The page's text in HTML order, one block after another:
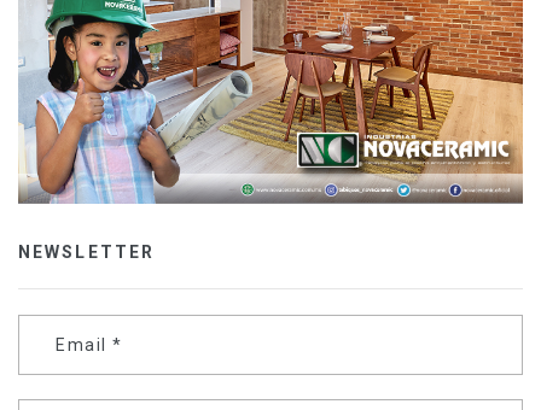
NEWSLETTER
Email *